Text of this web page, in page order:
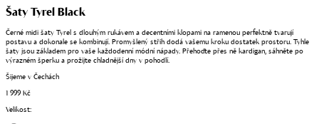
Šaty Tyrel Black
Černé midi šaty Tyrel s dlouhým rukávem a decentními klopami na ramenou perfektně tvarují
postavu a dokonale se kombinují. Promyšlený střih dodá vašemu kroku dostatek prostoru. Tyhle
šaty jsou základem pro vaše každodenní módní nápady. Přehoďte přes ně kardigan, sáhněte po
výrazném šperku a prožijte chladnější dny v pohodlí.
Šijeme v Čechách
1 999 Kč
Velikost: